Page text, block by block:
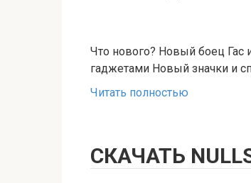
Что нового? Новый боец Гас
гаджетами Новый значки и
Читать полностью
СКАЧАТЬ